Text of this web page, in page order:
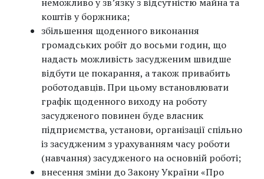
коштів у боржника;
збільшення щоденного виконання
громадських робіт до восьми годин, що
надасть можливість засудженим швидше
відбути це покарання, а також привабить
роботодавців. При цьому встановлювати
графік щоденного виходу на роботу
засудженого повинен буде власник
підприємства, установи, організації спільно
із засудженим з урахуванням часу роботи
(навчання) засудженого на основній роботі;
внесення зміни до Закону України «Про